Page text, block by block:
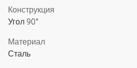
Конструкция
Угол 90°
Материал
Сталь